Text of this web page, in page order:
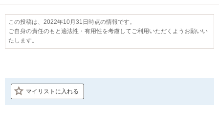
この投稿は、2022年10月31日時点の情報です。
ご自身の責任のもと適法性・有用性を考慮してご利用いただくようお願いい
たします。
マイリストに入れる